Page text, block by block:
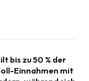
bis zu 50 % der
Einnahmen mit